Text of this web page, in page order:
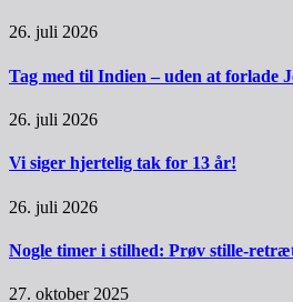
26. juli 2026
Tag med til Indien – uden at forlade
26. juli 2026
Vi siger hjertelig tak for 13 år!
26. juli 2026
Nogle timer i stilhed: Prøv stille-
27. oktober 2025